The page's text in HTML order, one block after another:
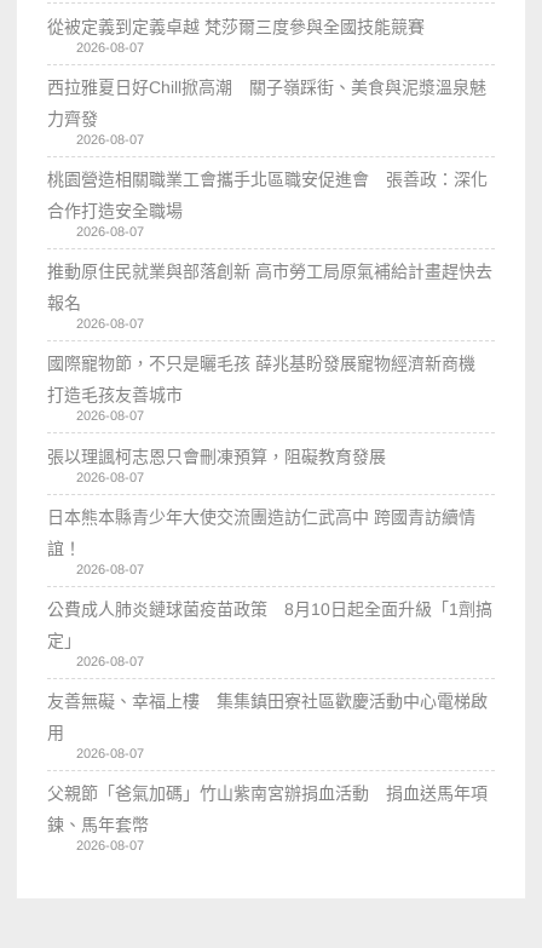
從被定義到定義卓越 梵莎爾三度參與全國技能競賽
2026-08-07
西拉雅夏日好Chill掀高潮 關子嶺踩街、美食與泥漿溫泉魅
力齊發
2026-08-07
桃園營造相關職業工會攜手北區職安促進會 張善政：深化
合作打造安全職場
2026-08-07
推動原住民就業與部落創新 高市勞工局原氣補給計畫趕快去
報名
2026-08-07
國際寵物節，不只是曬毛孩 薛兆基盼發展寵物經濟新商機
打造毛孩友善城市
2026-08-07
張以理諷柯志恩只會刪凍預算，阻礙教育發展
2026-08-07
日本熊本縣青少年大使交流團造訪仁武高中 跨國青訪續情
誼！
2026-08-07
公費成人肺炎鏈球菌疫苗政策 8月10日起全面升級「1劑搞
定」
2026-08-07
友善無礙、幸福上樓 集集鎮田寮社區歡慶活動中心電梯啟
用
2026-08-07
父親節「爸氣加碼」竹山紫南宮辦捐血活動 捐血送馬年項
鍊、馬年套幣
2026-08-07